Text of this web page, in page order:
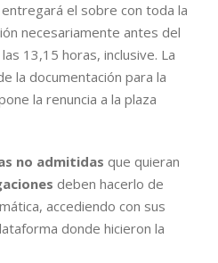
el sobre con toda la
necesariamente antes del
13,15 horas, inclusive. La
la documentación para la
la renuncia a la plaza
no admitidas que quieran
deben hacerlo de
accediendo con sus
donde hicieron la